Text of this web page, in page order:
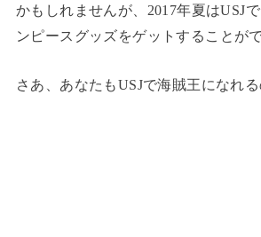
かもしれませんが、2017年夏はUSJ
ンピースグッズをゲットすることが
さあ、あなたもUSJで海賊王になれる